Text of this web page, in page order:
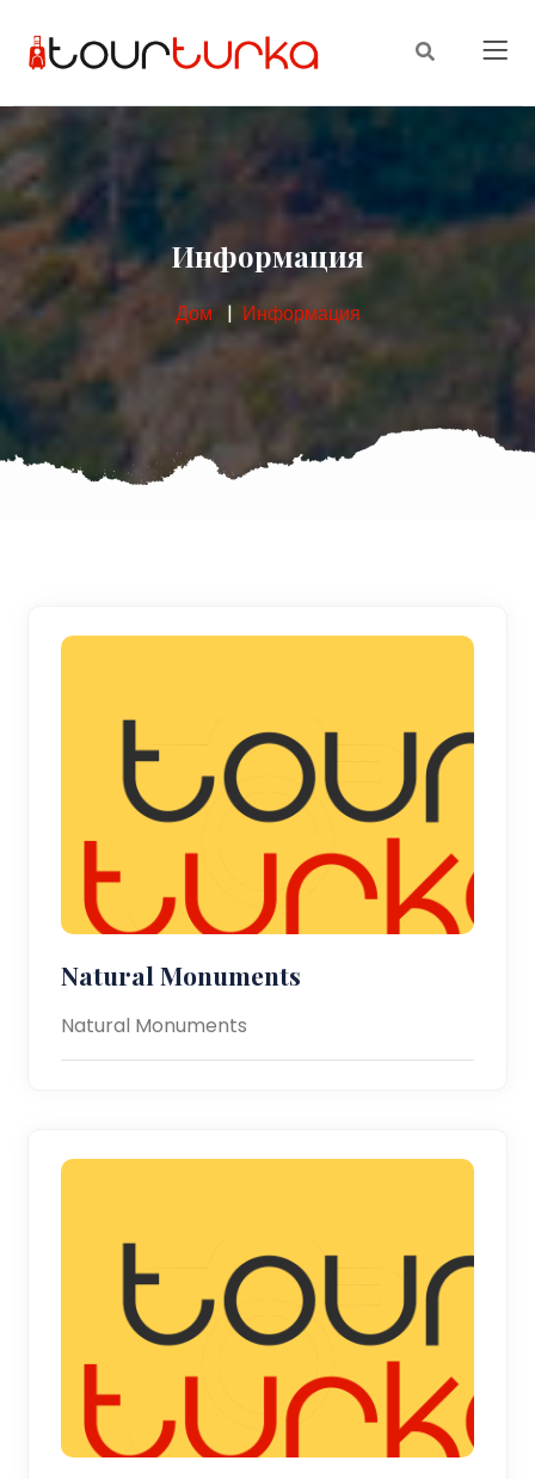
Информация
Дом Информация
Natural Monuments
Natural Monuments